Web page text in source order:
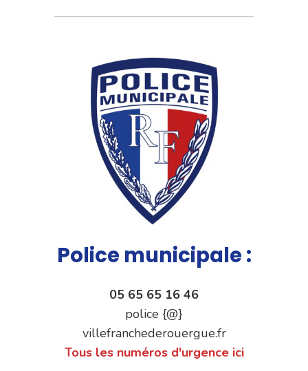
Police municipale :
05 65 65 16 46
police {@}
villefranchederouergue.fr
Tous les numéros d'urgence ici